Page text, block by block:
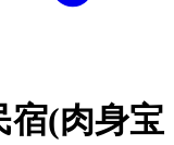
宿(肉身宝